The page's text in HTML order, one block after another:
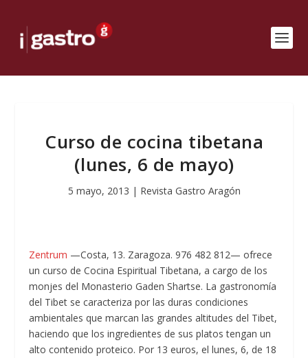
Curso de cocina tibetana
(lunes, 6 de mayo)
5 mayo, 2013 | Revista Gastro Aragón
Zentrum —Costa, 13. Zaragoza. 976 482 812— ofrece
un curso de Cocina Espiritual Tibetana, a cargo de los
monjes del Monasterio Gaden Shartse. La gastronomía
del Tibet se caracteriza por las duras condiciones
ambientales que marcan las grandes altitudes del Tibet,
haciendo que los ingredientes de sus platos tengan un
alto contenido proteico. Por 13 euros, el lunes, 6, de 18